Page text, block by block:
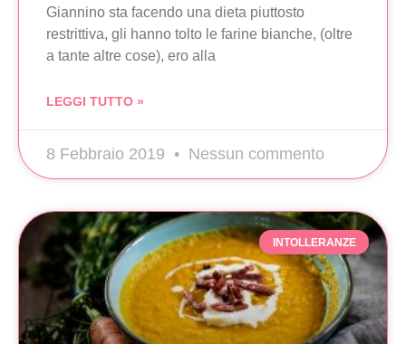
Giannino sta facendo una dieta piuttosto
restrittiva, gli hanno tolto le farine bianche, (oltre
a tante altre cose), ero alla
LEGGI TUTTO »
8 Febbraio 2019 Nessun commento
INTOLLERANZE